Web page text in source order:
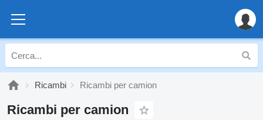
Ricambi Ricambi per camion
Ricambi per camion